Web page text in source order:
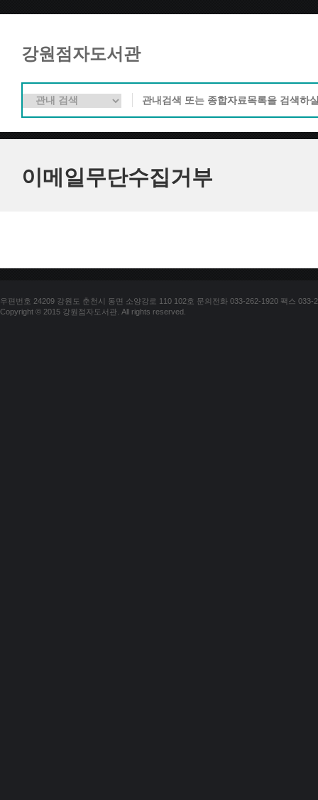
강원점자도서관
이메일무단수집거부
우편번호 24209 강원도 춘천시 동면 소양강로 110 102호 문의전화 033-262-1920 팩스 033-
Copyright © 2015 강원점자도서관. All rights reserved.